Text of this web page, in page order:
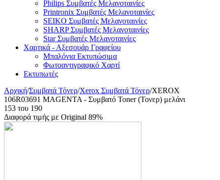
Philips Συμβατές Μελανοταινίες
Printronix Συμβατές Μελανοταινίες
SEIKO Συμβατές Μελανοταινίες
SHARP Συμβατές Μελανοταινίες
Star Συμβατές Μελανοταινίες
Χαρτικά - Αξεσουάρ Γραφείου
Μπαλόνια Εκτυπώσιμα
Φωτοαντιγραφικό Χαρτί
Εκτυπωτές
Αρχική/Συμβατά Τόνερ/Xerox Συμβατά Τόνερ/XEROX
106R03691 MAGENTA - Συμβατό Toner (Τονερ) μελάνι
153 του 190
Διαφορά τιμής με Original 89%